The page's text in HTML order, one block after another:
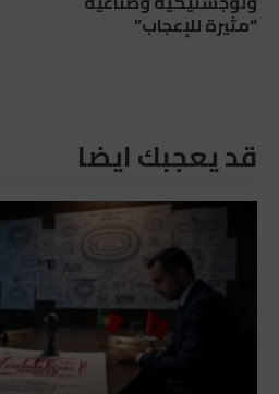
“مثيرة للإعجاب”
قد يعجبك ايضا